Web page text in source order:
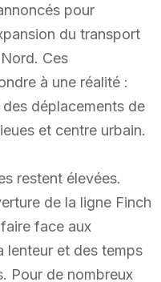
pour
du transport
Ces
à une réalité :
déplacements de
et centre urbain.
restent élevées.
de la ligne Finch
face aux
lenteur et des temps
Pour de nombreux